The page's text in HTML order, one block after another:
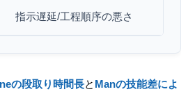
指示遅延/工程順序の悪さ
の段取り時間長と Manの技能差によ